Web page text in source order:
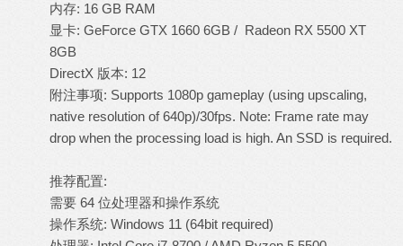
内存: 16 GB RAM
显卡: GeForce GTX 1660 6GB / Radeon RX 5500 XT
8GB
DirectX 版本: 12
附注事项: Supports 1080p gameplay (using upscaling,
native resolution of 640p)/30fps. Note: Frame rate may
drop when the processing load is high. An SSD is required.
推荐配置:
需要 64 位处理器和操作系统
操作系统: Windows 11 (64bit required)